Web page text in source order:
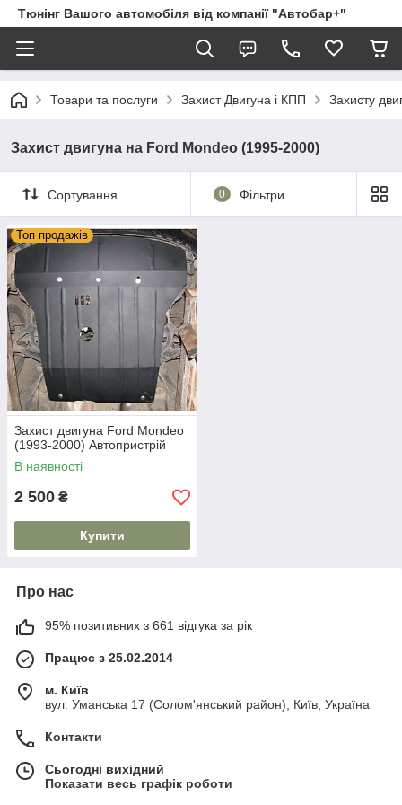
Тюнінг Вашого автомобіля від компанії "Автобар+"
Товари та послуги Захист Двигуна і КПП Захисту
Захист двигуна на Ford Mondeo (1995-2000)
Сортування 0 Фільтри
Топ продажів
Захист двигуна Ford Mondeo
(1993-2000) Автопристрій
В наявності
2 500 ₴
Купити
Про нас
95% позитивних з 661 відгука за рік
Працює з 25.02.2014
м. Київ
вул. Уманська 17 (Солом'янський район), Київ, Україна
Контакти
Сьогодні вихідний
Показати весь графік роботи